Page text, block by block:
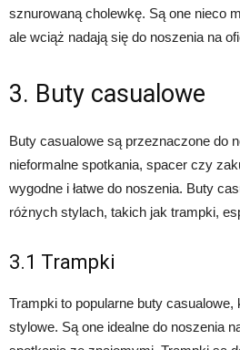
sznurowaną cholewkę. Są one nieco
ale wciąż nadają się do noszenia na
3. Buty casualowe
Buty casualowe są przeznaczone do
nieformalne spotkania, spacer czy
wygodne i łatwe do noszenia. Buty
różnych stylach, takich jak trampki,
3.1 Trampki
Trampki to popularne buty casualowe,
stylowe. Są one idealne do noszenia